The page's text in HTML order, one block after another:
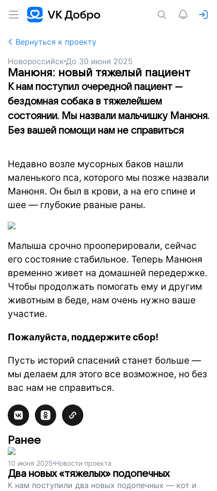
Вернуться к проекту
Новороссийск До 30 июня 2025
Манюня: новый тяжелый пациент
К нам поступил очередной пациент —
бездомная собака в тяжелейшем
состоянии. Мы назвали мальчишку Манюня.
Без вашей помощи нам не справиться
Недавно возле мусорных баков нашли
маленького пса, которого мы позже назвали
Манюня. Он был в крови, а на его спине и
шее — глубокие рваные раны.
Малыша срочно прооперировали, сейчас
его состояние стабильное. Теперь Манюня
временно живет на домашней передержке.
Чтобы продолжать помогать ему и другим
животным в беде, нам очень нужно ваше
участие.
Пожалуйста, поддержите сбор!
Пусть историй спасений станет больше —
мы делаем для этого все возможное, но без
вас нам не справиться.
Ранее
10 июня 2025 Новости проекта
Два новых «тяжелых» подопечных
К нам поступили два новых подопечных — кот и